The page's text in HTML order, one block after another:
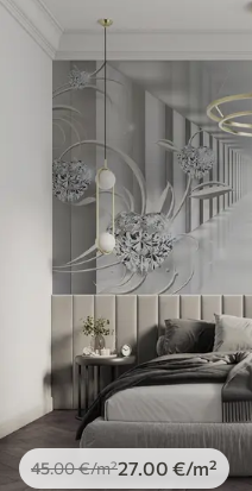
45.00€/m²27 .00 €/m²